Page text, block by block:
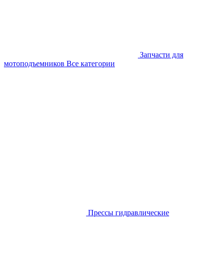
Запчасти для
мотоподъемников Все категории
Прессы гидравлические